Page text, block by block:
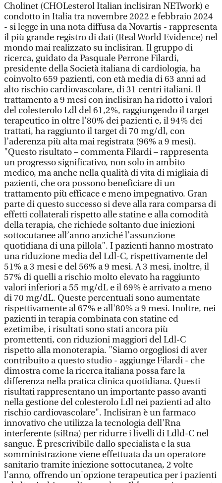
Cholinet (CHOLesterol Italian inclisiran NETwork) e
condotto in Italia tra novembre 2022 e febbraio 2024
- si legge in una nota diffusa da Novartis - rappresenta
il più grande registro di dati (Real World Evidence) nel
mondo mai realizzato su inclisiran. Il gruppo di
ricerca, guidato da Pasquale Perrone Filardi,
presidente della Società italiana di cardiologia, ha
coinvolto 659 pazienti, con età media di 63 anni ad
alto rischio cardiovascolare, di 31 centri italiani. Il
trattamento a 9 mesi con inclisiran ha ridotto i valori
del colesterolo Ldl del 61,2%, raggiungendo il target
terapeutico in oltre l’80% dei pazienti e, il 94% dei
trattati, ha raggiunto il target di 70 mg/dl, con
l’aderenza più alta mai registrata (96% a 9 mesi).
"Questo risultato – commenta Filardi – rappresenta
un progresso significativo, non solo in ambito
medico, ma anche nella qualità di vita di migliaia di
pazienti, che ora possono beneficiare di un
trattamento più efficace e meno impegnativo. Gran
parte di questo successo si deve alla rara comparsa di
effetti collaterali rispetto alle statine e alla comodità
della terapia, che richiede soltanto due iniezioni
sottocutanee all’anno anziché l’assunzione
quotidiana di una pillola". I pazienti hanno mostrato
una riduzione media del Ldl-C, rispettivamente del
51% a 3 mesi e del 56% a 9 mesi. A 3 mesi, inoltre, il
57% di quelli a rischio molto elevato ha raggiunto
valori inferiori a 55 mg/dL e il 69% è arrivato a meno
di 70 mg/dL. Queste percentuali sono aumentate
rispettivamente al 67% e all'80% a 9 mesi. Inoltre, nei
pazienti in terapia combinata con statine ed
ezetimibe, i risultati sono stati ancora più
promettenti, con riduzioni maggiori del Ldl-C
rispetto alla monoterapia. "Siamo orgogliosi di aver
contribuito a questo studio - aggiunge Filardi - che
dimostra come la ricerca italiana possa fare la
differenza nella pratica clinica quotidiana. Questi
risultati rappresentano un importante passo avanti
nella gestione del colesterolo Ldl nei pazienti ad alto
rischio cardiovascolare". Inclisiran è un farmaco
innovativo che utilizza la tecnologia dell'Rna
interferente (siRna) per ridurre i livelli di Ldld-C nel
sangue. È prescrivibile dallo specialista e la sua
somministrazione viene effettuata da un operatore
sanitario tramite iniezione sottocutanea, 2 volte
l'anno, offrendo un'opzione terapeutica per i pazienti